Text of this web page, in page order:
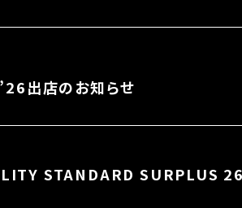
出店のお知らせ
STANDARD SURPLUS